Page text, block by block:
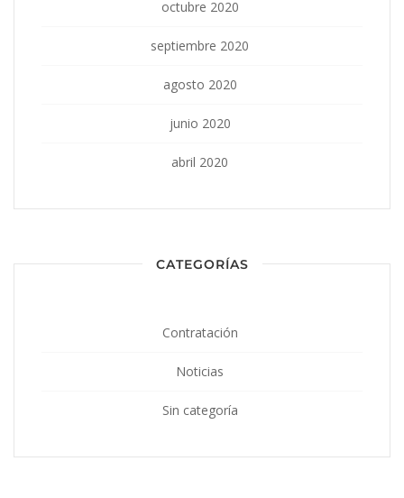
octubre 2020
septiembre 2020
agosto 2020
junio 2020
abril 2020
CATEGORÍAS
Contratación
Noticias
Sin categoría